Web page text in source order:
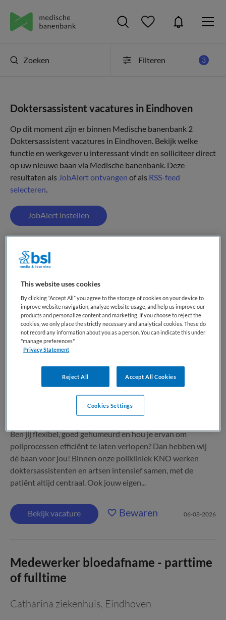
Zoeken Filteren 3
Doktersassistent vacatures in Eindhoven
Op dit moment zijn er binnen Medische banenbank 2
Doktersassistent vacatures in Eindhoven. Bekijk welke
functie en werkgever u interessant vindt en solliciteer direct
op uw nieuwe baan via Medische banenbank. Deze
resultaten als JobAlert ontvangen of als RSS-feed
selecteren.
JobAlert instellen
2 vacatures gevonden
Doktersassistent Keel-, Neus-, en
Oorheelkunde - parttime
Catharina ziekenhuis
Vaste aanstelling
Ben jij flexibel, goed gehumeurd en hou je ervan om
poliprocessen efficiënt te laten verlopen? Dan hebben wij
dé baan voor jou! Binnen onze polikliniek KNO werken
doktersassistenten en artsen intensief samen, met de
patiënt altijd centraal. Ook jouw eigen...
Bekijk vacature Bewaren 06-08-2026
Medewerker bloedafname - parttime
of fulltime
Catharina ziekenhuis, Eindhoven
This website uses cookies
By clicking “Accept All” you agree to the storage of cookies on your device to
improve website navigation, analyze website usage, and help us improve our
products and personalize content and marketing. If you choose to reject the
cookies, we only place the strictly necessary and analytical cookies. These do
not record any information about you as a person. You can indicate this under
"manage preferences"
Privacy Statement
Reject All Accept All Cookies
Cookies Settings